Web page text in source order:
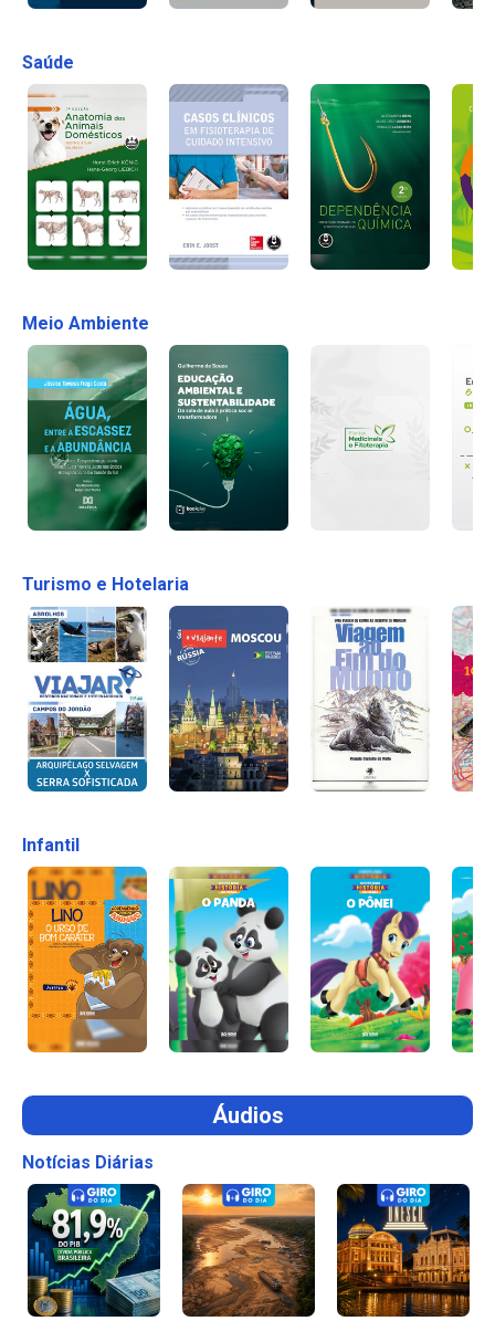
Saúde
Meio Ambiente
Turismo e Hotelaria
Infantil
Áudios
Notícias Diárias